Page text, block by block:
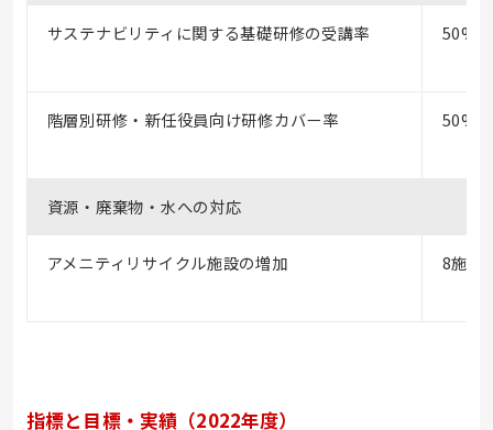
サステナビリティに関する基礎研修の受講率 50%
階層別研修・新任役員向け研修カバー率 50%
資源・廃棄物・水への対応
アメニティリサイクル施設の増加 8施設
指標と目標・実績（2022年度）